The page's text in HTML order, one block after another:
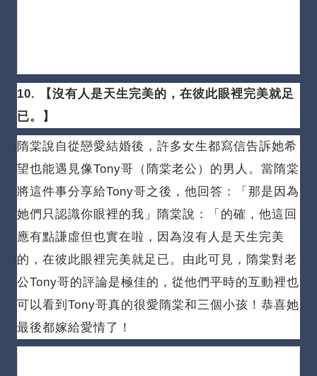
10. 【沒有人是天生完美的，在彼此眼裡完美就足
已。
】
隋棠說自從戀愛結婚後，許多女生都寫信告訴她希
望也能遇見像Tony哥（隋棠老公）的男人。 當隋棠
將這件事分享給Tony哥之後，他回答：「那是因為
她們只認識你眼裡的我」隋棠說：「的確，他這回
應有點謙虛但也實在啦，因為沒有人是天生完美
的，在彼此眼裡完美就足已。由此可見，隋棠對老
公Tony哥的評論是極佳的，從他們平時的互動裡也
可以看到Tony哥真的很愛隋棠和三個小孩！恭喜她
最後都嫁給愛情了！